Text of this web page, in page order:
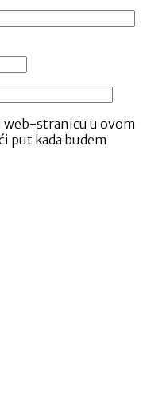
stranicu u ovom
put kada budem